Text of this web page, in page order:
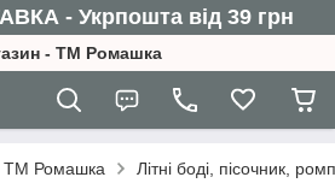
- Укрпошта від 39 грн
- ТМ Ромашка
Ромашка Літні боді, пісочник,